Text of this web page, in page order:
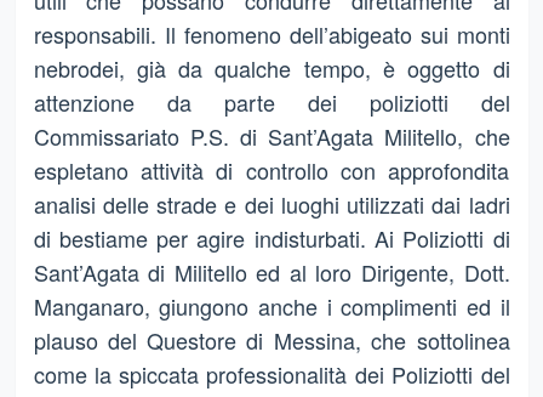
responsabili. Il fenomeno dell’abigeato sui monti
nebrodei, già da qualche tempo, è oggetto di
attenzione da parte dei poliziotti del
Commissariato P.S. di Sant’Agata Militello, che
espletano attività di controllo con approfondita
analisi delle strade e dei luoghi utilizzati dai ladri
di bestiame per agire indisturbati. Ai Poliziotti di
Sant’Agata di Militello ed al loro Dirigente, Dott.
Manganaro, giungono anche i complimenti ed il
plauso del Questore di Messina, che sottolinea
come la spiccata professionalità dei Poliziotti del